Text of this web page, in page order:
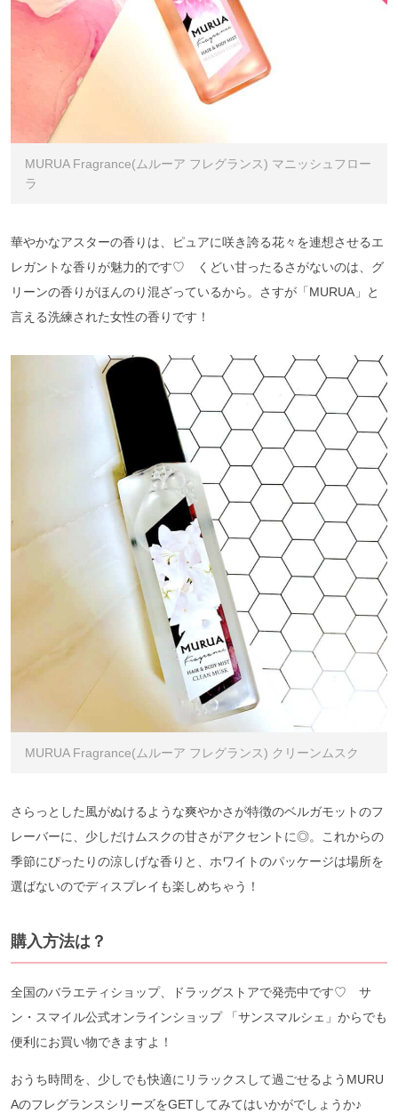
MURUA Fragrance(ムルーア フレグランス) マニッシュフロー
ラ
華やかなアスターの香りは、ピュアに咲き誇る花々を連想させるエ
レガントな香りが魅力的です♡ くどい甘ったるさがないのは、グ
リーンの香りがほんのり混ざっているから。さすが「MURUA」と
言える洗練された女性の香りです！
MURUA Fragrance(ムルーア フレグランス) クリーンムスク
さらっとした風がぬけるような爽やかさが特徴のベルガモットのフ
レーバーに、少しだけムスクの甘さがアクセントに◎。これからの
季節にぴったりの涼しげな香りと、ホワイトのパッケージは場所を
選ばないのでディスプレイも楽しめちゃう！
購入方法は？
全国のバラエティショップ、ドラッグストアで発売中です♡ サ
ン・スマイル公式オンラインショップ 「サンスマルシェ」からでも
便利にお買い物できますよ！
おうち時間を、少しでも快適にリラックスして過ごせるようMURU
AのフレグランスシリーズをGETしてみてはいかがでしょうか♪